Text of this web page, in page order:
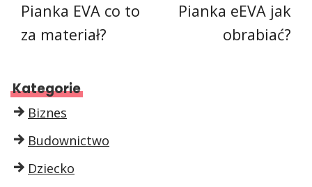
Pianka EVA co to
za materiał?
Pianka eEVA jak
obrabiać?
Kategorie
Biznes
Budownictwo
Dziecko